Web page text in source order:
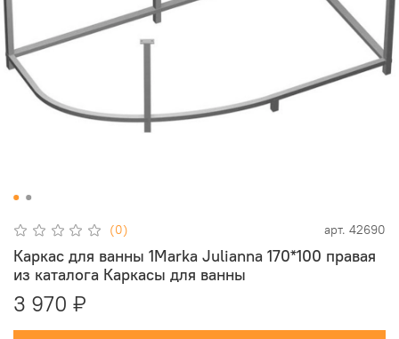
(0) арт. 42690
Каркас для ванны 1Marka Julianna 170*100 правая
из каталога Каркасы для ванны
3 970 ₽